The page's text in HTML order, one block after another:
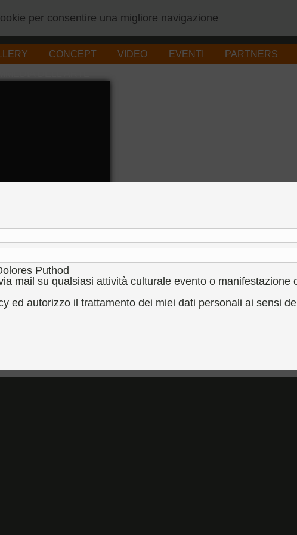
per consentire una migliore navigazione
CONCEPT VIDEO EVENTI PARTNERS
1994
Puthod
mail su qualsiasi attività culturale evento o manifestazione
ed autorizzo il trattamento dei miei dati personali ai sensi